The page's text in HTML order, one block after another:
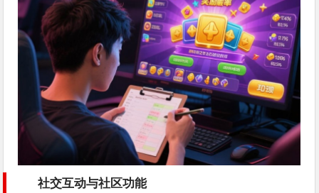
社交互动与社区功能